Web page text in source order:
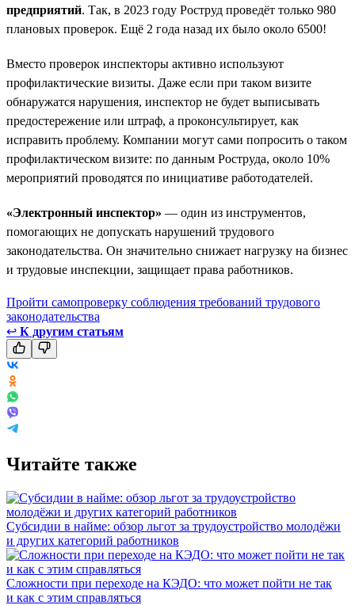
предприятий. Так, в 2023 году Роструд проведёт только 980
плановых проверок. Ещё 2 года назад их было около 6500!
Вместо проверок инспекторы активно используют
профилактические визиты. Даже если при таком визите
обнаружатся нарушения, инспектор не будет выписывать
предостережение или штраф, а проконсультирует, как
исправить проблему. Компании могут сами попросить о таком
профилактическом визите: по данным Роструда, около 10%
мероприятий проводятся по инициативе работодателей.
«Электронный инспектор» — один из инструментов,
помогающих не допускать нарушений трудового
законодательства. Он значительно снижает нагрузку на бизнес
и трудовые инспекции, защищает права работников.
Пройти самопроверку соблюдения требований трудового
законодательства
↩ К другим статьям
Читайте также
Субсидии в найме: обзор льгот за трудоустройство молодёжи
и других категорий работников
Сложности при переходе на КЭДО: что может пойти не так
и как с этим справляться